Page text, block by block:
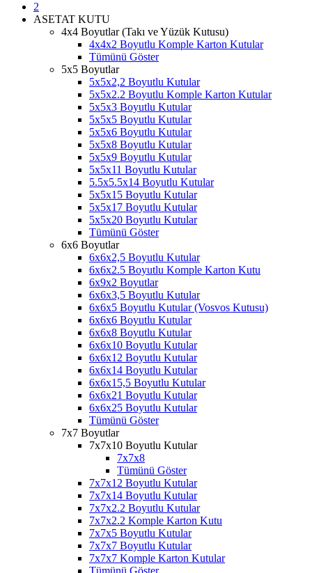
2
ASETAT KUTU
4x4 Boyutlar (Takı ve Yüzük Kutusu)
4x4x2 Boyutlu Komple Karton Kutular
Tümünü Göster
5x5 Boyutlar
5x5x2,2 Boyutlu Kutular
5x5x2.2 Boyutlu Komple Karton Kutular
5x5x3 Boyutlu Kutular
5x5x5 Boyutlu Kutular
5x5x6 Boyutlu Kutular
5x5x8 Boyutlu Kutular
5x5x9 Boyutlu Kutular
5x5x11 Boyutlu Kutular
5.5x5.5x14 Boyutlu Kutular
5x5x15 Boyutlu Kutular
5x5x17 Boyutlu Kutular
5x5x20 Boyutlu Kutular
Tümünü Göster
6x6 Boyutlar
6x6x2,5 Boyutlu Kutular
6x6x2.5 Boyutlu Komple Karton Kutu
6x9x2 Boyutlar
6x6x3,5 Boyutlu Kutular
6x6x5 Boyutlu Kutular (Vosvos Kutusu)
6x6x6 Boyutlu Kutular
6x6x8 Boyutlu Kutular
6x6x10 Boyutlu Kutular
6x6x12 Boyutlu Kutular
6x6x14 Boyutlu Kutular
6x6x15,5 Boyutlu Kutular
6x6x21 Boyutlu Kutular
6x6x25 Boyutlu Kutular
Tümünü Göster
7x7 Boyutlar
7x7x10 Boyutlu Kutular
7x7x8
Tümünü Göster
7x7x12 Boyutlu Kutular
7x7x14 Boyutlu Kutular
7x7x2.2 Boyutlu Kutular
7x7x2.2 Komple Karton Kutu
7x7x5 Boyutlu Kutular
7x7x7 Boyutlu Kutular
7x7x7 Komple Karton Kutular